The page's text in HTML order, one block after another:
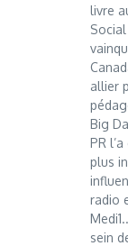
livre
allier
Big
PR
plus
radio
sein